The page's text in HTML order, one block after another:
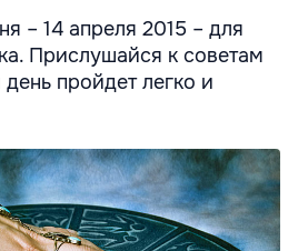
– 14 апреля 2015 – для
Прислушайся к советам
пройдет легко и